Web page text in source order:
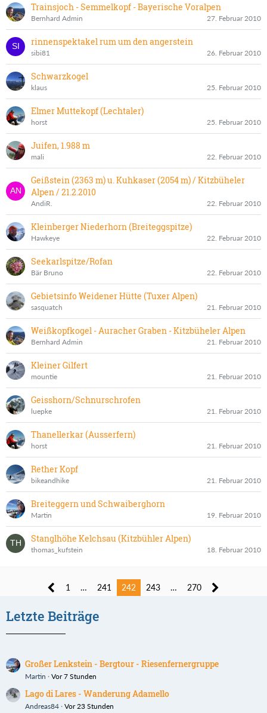
Trainsjoch - Semmelkopf - Bayerische Voralpen
Bernhard Admin 27. Februar 2010
rinnenspektakel rum um den angerstein
sibi81 26. Februar 2010
Schwarzkogel
klaus 25. Februar 2010
Elmer Muttekopf (Lechtaler)
horst 25. Februar 2010
Juifen, 1.988 m
mali 22. Februar 2010
Geißstein (2363 m) u. Kuhkaser (2054 m) / Kitzbüheler
Alpen / 21.2.2010
AndiR. 22. Februar 2010
Kleinberger Niederhorn (Breiteggspitze)
Hawkeye 22. Februar 2010
Seekarlspitze/Rofan
Bär Bruno 22. Februar 2010
Gebietsinfo Weidener Hütte (Tuxer Alpen)
sasquatch 21. Februar 2010
Weißkopfkogel - Auracher Graben - Kitzbüheler Alpen
Bernhard Admin 21. Februar 2010
Kleiner Gilfert
mountie 21. Februar 2010
Geisshorn/Schnurschrofen
luepke 21. Februar 2010
Thanellerkar (Ausserfern)
horst 21. Februar 2010
Rether Kopf
bikeandhike 21. Februar 2010
Breiteggern und Schwaiberghorn
Martin 19. Februar 2010
Stanglhöhe Kelchsau (Kitzbühler Alpen)
thomas_kufstein 18. Februar 2010
1 … 241 242 243 … 270
Letzte Beiträge
Großer Lenkstein - Bergtour - Riesenfernergruppe
Martin Vor 7 Stunden
Lago di Lares - Wanderung Adamello
Andreas84 Vor 23 Stunden